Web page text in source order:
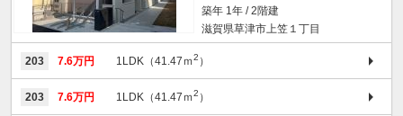
築年 1年 / 2階建
滋賀県草津市上笠１丁目
203 7.6万円 1LDK（41.47ｍ2 ）
203 7.6万円 1LDK（41.47ｍ2 ）